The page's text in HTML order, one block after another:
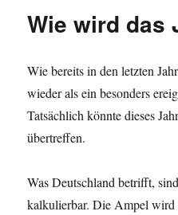
Wie wird das
Wie bereits in den letzten
wieder als ein besonders
Tatsächlich könnte dieses
übertreffen.
Was Deutschland betrifft,
kalkulierbar. Die Ampel wird